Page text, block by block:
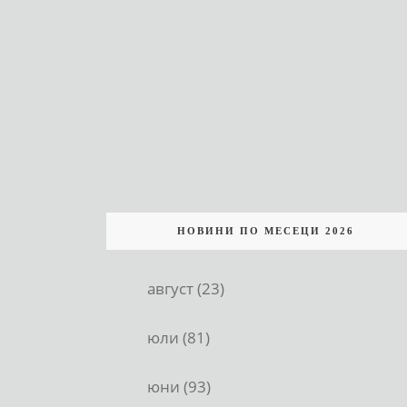
НОВИНИ ПО МЕСЕЦИ 2026
август (23)
юли (81)
юни (93)